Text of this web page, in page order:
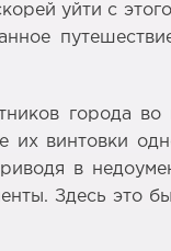
уйти с
города
их винтовки
в
Здесь это